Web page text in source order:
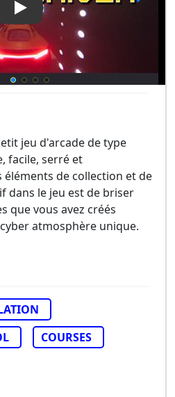
Play Video: Cyber Driver
jeu d'arcade de type
facile, serré et
de collection et de
dans le jeu est de briser
que vous avez créés
atmosphère unique.
COURSES